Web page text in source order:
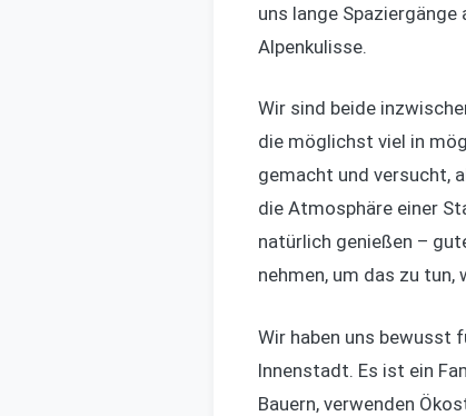
uns lange
Alpenkulisse.
Wir sind beide
die möglichst viel in
gemacht und versucht,
die Atmosphäre einer
natürlich genießen –
nehmen, um das zu
Wir haben uns bewusst
Innenstadt. Es ist ein
Bauern, verwenden